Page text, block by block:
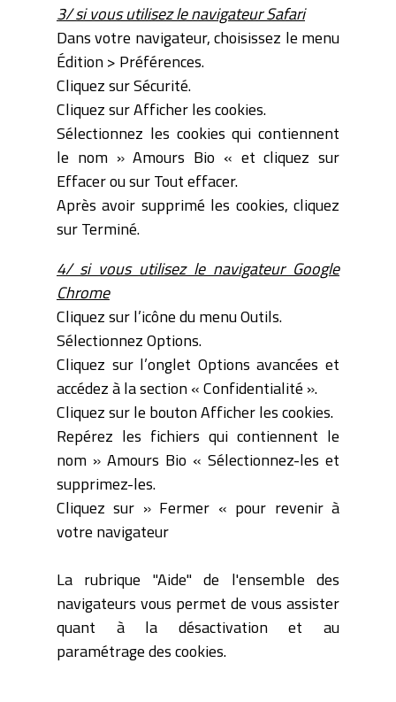
3/ si vous utilisez le navigateur Safari
Dans votre navigateur, choisissez le menu
Édition > Préférences.
Cliquez sur Sécurité.
Cliquez sur Afficher les cookies.
Sélectionnez les cookies qui contiennent
le nom » Amours Bio « et cliquez sur
Effacer ou sur Tout effacer.
Après avoir supprimé les cookies, cliquez
sur Terminé.
4/ si vous utilisez le navigateur Google
Chrome
Cliquez sur l’icône du menu Outils.
Sélectionnez Options.
Cliquez sur l’onglet Options avancées et
accédez à la section « Confidentialité ».
Cliquez sur le bouton Afficher les cookies.
Repérez les fichiers qui contiennent le
nom » Amours Bio « Sélectionnez-les et
supprimez-les.
Cliquez sur » Fermer « pour revenir à
votre navigateur
La rubrique "Aide" de l'ensemble des
navigateurs vous permet de vous assister
quant à la désactivation et au
paramétrage des cookies.